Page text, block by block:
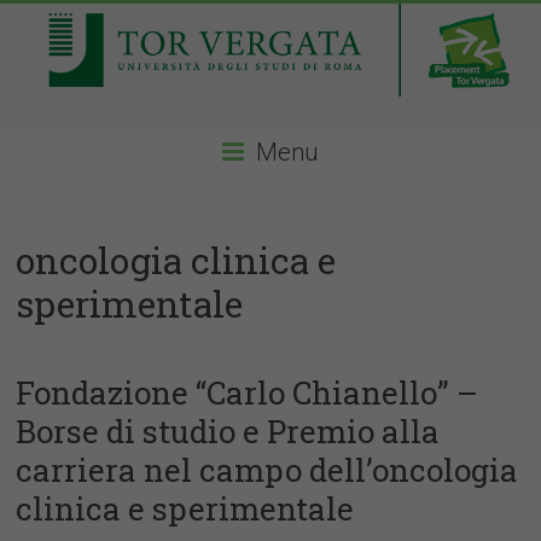
Menu
oncologia clinica e
sperimentale
Fondazione “Carlo Chianello” –
Borse di studio e Premio alla
carriera nel campo dell’oncologia
clinica e sperimentale